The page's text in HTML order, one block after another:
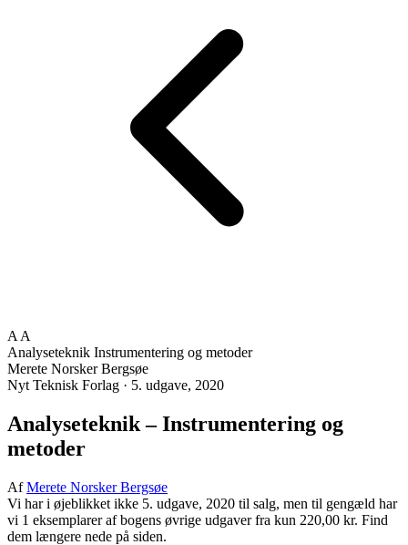
A A
Analyseteknik Instrumentering og metoder
Merete Norsker Bergsøe
Nyt Teknisk Forlag · 5. udgave, 2020
Analyseteknik– Instrumentering og
metoder
AfMerete Norsker Bergsøe
Vi har i øjeblikket ikke 5. udgave, 2020 til salg, men til gengæld har
vi 1 eksemplarer af bogens øvrige udgaver fra kun 220,00 kr. Find
dem længere nede på siden.